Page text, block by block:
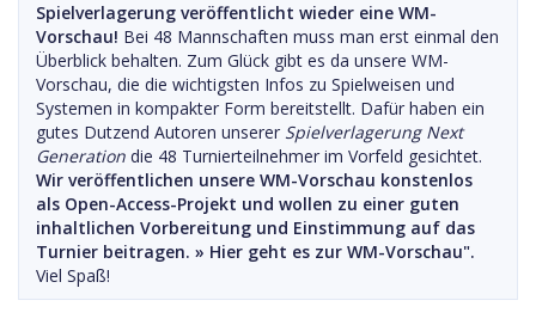
Spielverlagerung veröffentlicht wieder eine WM-
Vorschau! Bei 48 Mannschaften muss man erst einmal den
Überblick behalten. Zum Glück gibt es da unsere WM-
Vorschau, die die wichtigsten Infos zu Spielweisen und
Systemen in kompakter Form bereitstellt. Dafür haben ein
gutes Dutzend Autoren unserer Spielverlagerung Next
Generation die 48 Turnierteilnehmer im Vorfeld gesichtet.
Wir veröffentlichen unsere WM-Vorschau konstenlos
als Open-Access-Projekt und wollen zu einer guten
inhaltlichen Vorbereitung und Einstimmung auf das
Turnier beitragen. » Hier geht es zur WM-Vorschau".
Viel Spaß!